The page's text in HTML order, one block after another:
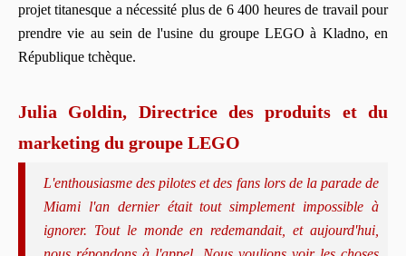
projet titanesque a nécessité plus de 6 400 heures de travail pour
prendre vie au sein de l'usine du groupe LEGO à Kladno, en
République tchèque.
Julia Goldin, Directrice des produits et du
marketing du groupe LEGO
L'enthousiasme des pilotes et des fans lors de la parade de
Miami l'an dernier était tout simplement impossible à
ignorer. Tout le monde en redemandait, et aujourd'hui,